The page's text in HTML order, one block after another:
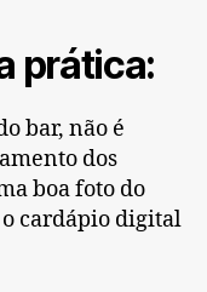
prática:
bar, não é
dos
boa foto do
cardápio digital